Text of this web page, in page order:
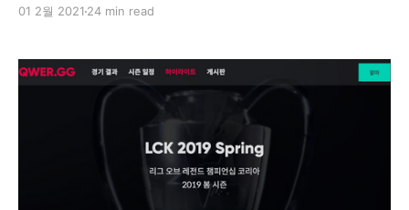
이야기보다는 힘든 이야기들을 해야만 했다. 나는
적인 여유도 매우 부족했다. 우리의 결정이나 그 과정이
만족스러울 리는 없지만 이제 어느정도 마무리가
01 2월 2021 24 min read
QWER.GG 를 통해 배운 것들